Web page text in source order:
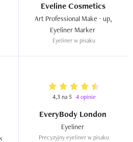
Eveline Cosmetics
Art Professional Make - up,
Eyeliner w pisaku
4,3 na 5 4 opinie
EveryBody London
Precyzyjny eyeliner w pisaku